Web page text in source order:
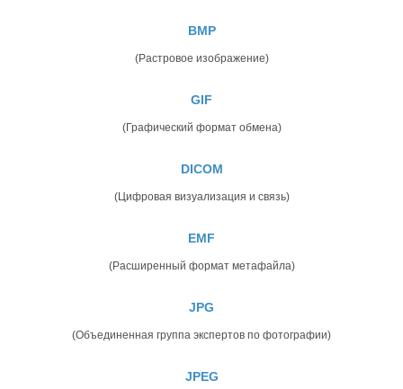
BMP
(Растровое изображение)
GIF
(Графический формат обмена)
DICOM
(Цифровая визуализация и связь)
EMF
(Расширенный формат метафайла)
JPG
(Объединенная группа экспертов по фотографии)
JPEG